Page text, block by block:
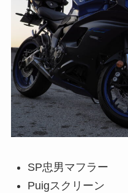
SP忠男マフラー
Puigスクリーン